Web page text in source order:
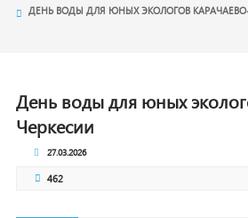
ДЕНЬ ВОДЫ ДЛЯ ЮНЫХ ЭКОЛОГОВ
День воды для юных
Черкесии
27.03.2026
462